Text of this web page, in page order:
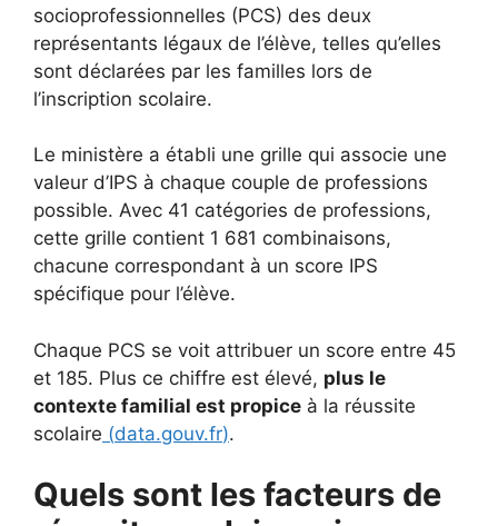
socioprofessionnelles (PCS) des deux
représentants légaux de l’élève, telles qu’elles
sont déclarées par les familles lors de
l’inscription scolaire.
Le ministère a établi une grille qui associe une
valeur d’IPS à chaque couple de professions
possible. Avec 41 catégories de professions,
cette grille contient 1 681 combinaisons,
chacune correspondant à un score IPS
spécifique pour l’élève.
Chaque PCS se voit attribuer un score entre 45
et 185. Plus ce chiffre est élevé, plus le
contexte familial est propice à la réussite
scolaire (data.gouv.fr).
Quels sont les facteurs de